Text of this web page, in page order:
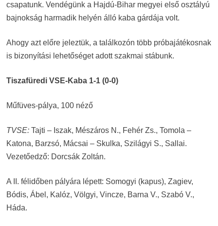
csapatunk. Vendégünk a Hajdú-Bihar megyei első osztályú
bajnokság harmadik helyén álló kaba gárdája volt.
Ahogy azt előre jeleztük, a találkozón több próbajátékosnak
is bizonyítási lehetőséget adott szakmai stábunk.
Tiszafüredi VSE-Kaba 1-1 (0-0)
Műfüves-pálya, 100 néző
TVSE: Tajti – Iszak, Mészáros N., Fehér Zs., Tomola –
Katona, Barzsó, Mácsai – Skulka, Szilágyi S., Sallai.
Vezetőedző: Dorcsák Zoltán.
A II. félidőben pályára lépett: Somogyi (kapus), Zagiev,
Bódis, Ábel, Kalóz, Völgyi, Vincze, Barna V., Szabó V.,
Háda.